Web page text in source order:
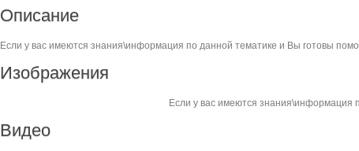
Описание
Если у вас имеются знания\информация по данной тематике и Вы готовы
Изображения
Если у вас имеются знания\информация
Видео